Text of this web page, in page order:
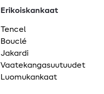
Erikoiskankaat
Tencel
Bouclé
Jakardi
Vaatekangasuutuudet
Luomukankaat